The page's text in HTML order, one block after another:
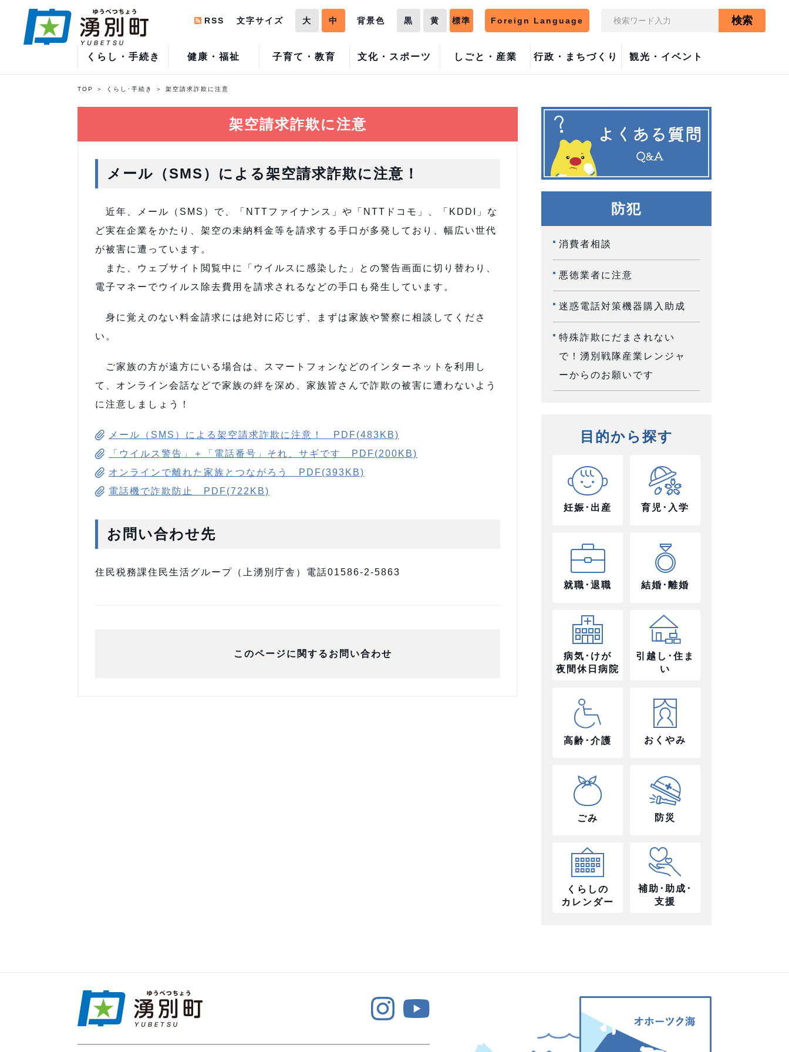
くらし・手続き 健康・福祉 子育て・教育 文化・スポーツ しごと・産業 行政・まちづくり 観光・イベント
RSS 文字サイズ 大 中 背景色 黒 黄 標準 Foreign Language 検索
TOP くらし･手続き 架空請求詐欺に注意
架空請求詐欺に注意
メール（SMS）による架空請求詐欺に注意！
近年、メール（SMS）で、「NTTファイナンス」や「NTTドコモ」、「KDDI」な
ど実在企業をかたり、架空の未納料金等を請求する手口が多発しており、幅広い世代
が被害に遭っています。
また、ウェブサイト閲覧中に「ウイルスに感染した」との警告画面に切り替わり、
電子マネーでウイルス除去費用を請求されるなどの手口も発生しています。
身に覚えのない料金請求には絶対に応じず、まずは家族や警察に相談してくださ
い。
ご家族の方が遠方にいる場合は、スマートフォンなどのインターネットを利用し
て、オンライン会話などで家族の絆を深め、家族皆さんで詐欺の被害に遭わないよう
に注意しましょう！
メール（SMS）による架空請求詐欺に注意！ PDF(483KB)
「ウイルス警告」＋「電話番号」それ、サギです PDF(200KB)
オンラインで離れた家族とつながろう PDF(393KB)
電話機で詐欺防止 PDF(722KB)
お問い合わせ先
住民税務課住民生活グループ（上湧別庁舎）電話01586-2-5863
このページに関するお問い合わせ
防犯
消費者相談
悪徳業者に注意
迷惑電話対策機器購入助成
特殊詐欺にだまされない
で！湧別戦隊産業レンジャ
ーからのお願いです
目的から探す
妊娠･出産 育児･入学
就職･退職 結婚･離婚
病気･けが
夜間休日病院
引越し･住ま
い
高齢･介護 おくやみ
ごみ 防災
くらしの
カレンダー
補助･助成･
支援